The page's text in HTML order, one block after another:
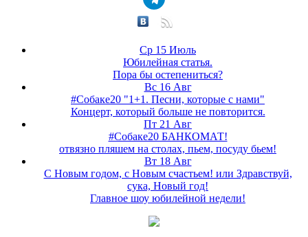
Ср 15 Июль
Юбилейная статья.
Пора бы остепениться?
Вс 16 Авг
#Собаке20 "1+1. Песни, которые с нами"
Концерт, который больше не повторится.
Пт 21 Авг
#Собаке20 БАНКОМАТ!
отвязно пляшем на столах, пьем, посуду бьем!
Вт 18 Авг
С Новым годом, с Новым счастьем! или Здравствуй,
сука, Новый год!
Главное шоу юбилейной недели!